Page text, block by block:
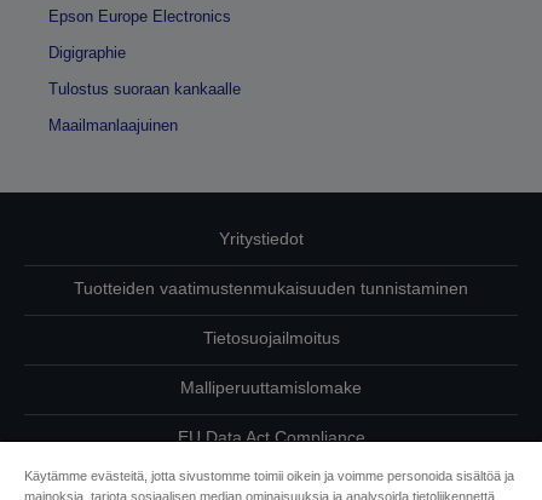
Epson Europe Electronics
Digigraphie
Tulostus suoraan kankaalle
Maailmanlaajuinen
Yritystiedot
Tuotteiden vaatimustenmukaisuuden tunnistaminen
Tietosuojailmoitus
Malliperuuttamislomake
EU Data Act Compliance
Ota meihin yhteyttä omista tiedoistasi
Käytämme evästeitä, jotta sivustomme toimii oikein ja voimme personoida sisältöä ja
mainoksia, tarjota sosiaalisen median ominaisuuksia ja analysoida tietoliikennettä.